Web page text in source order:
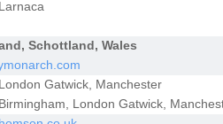
Larnaca
Schottland, Wales
London Gatwick, Manchester
Birmingham, London Gatwick,